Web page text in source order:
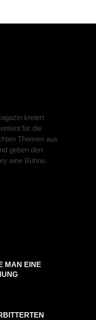
kreiert
für die
Themen aus
geben den
eine Bühne.
MAN EINE